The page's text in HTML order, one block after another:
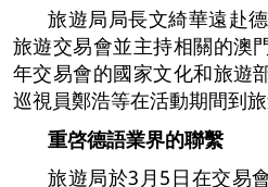
旅遊局局長文綺華遠赴
旅遊交易會並主持相關的澳
年交易會的國家文化和旅遊
巡視員鄭浩等在活動期間到
重啓德語業界的聯繫
旅遊局於3月5日在交易